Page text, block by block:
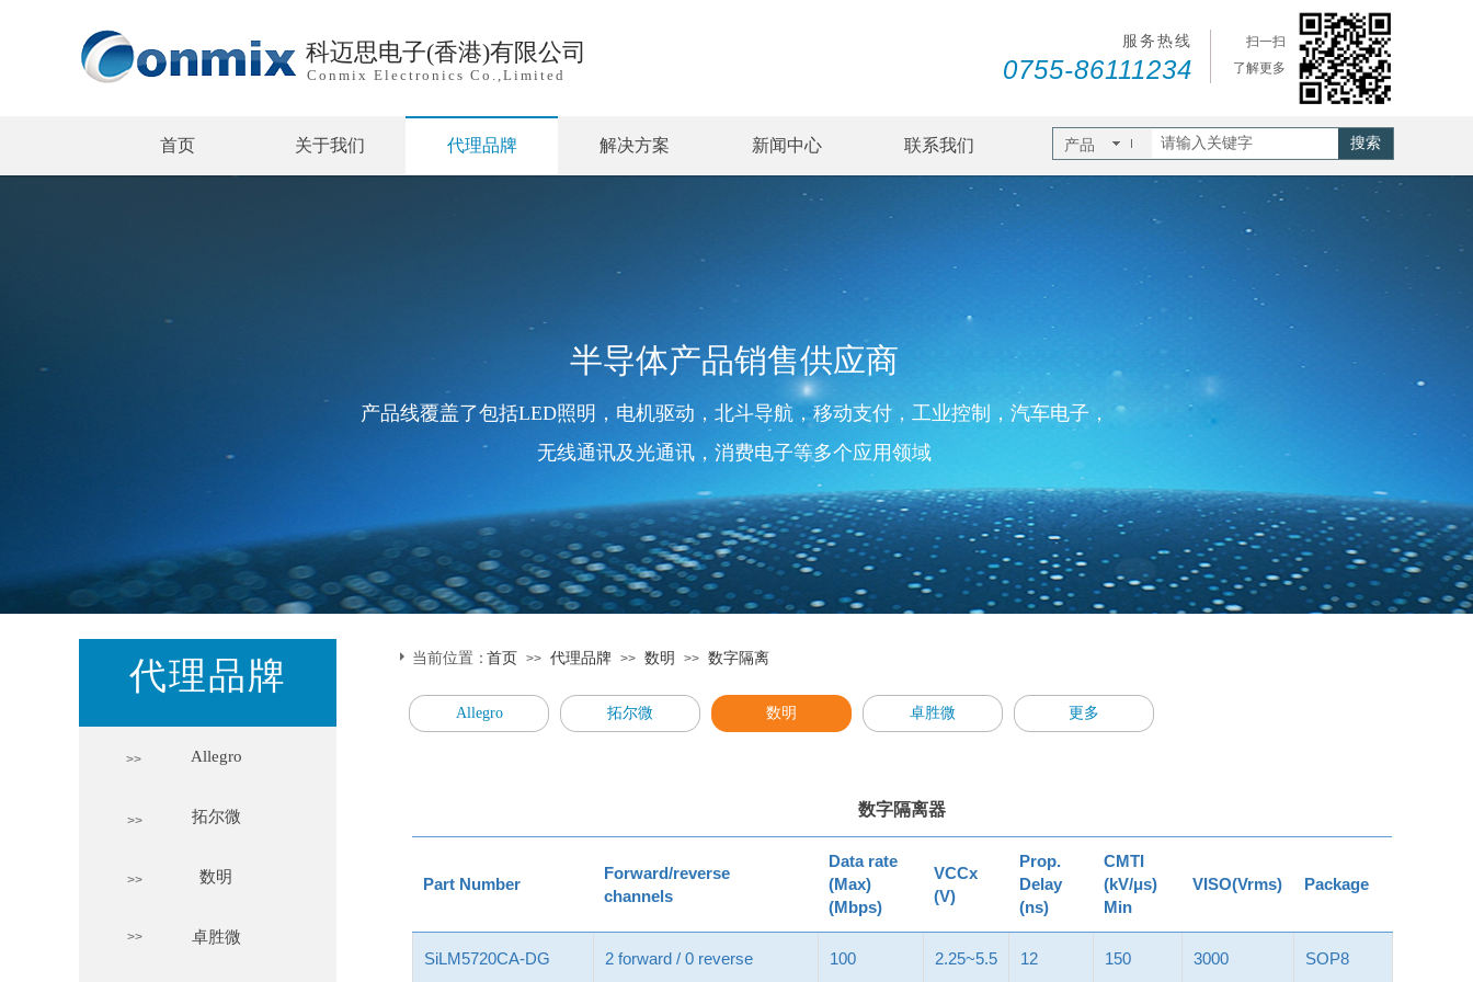
扫一扫
了解更多
服务热线
0755-86111234
科迈思电子(香港)有限公司
Conmix Electronics Co.,Limited
首页 关于我们 代理品牌 解决方案 新闻中心 联系我们 产品 搜索
半导体产品销售供应商
产品线覆盖了包括LED照明，电机驱动，北斗导航，移动支付，工业控制，汽车电子，
无线通讯及光通讯，消费电子等多个应用领域
代理品牌 当前位置：首页 >> 代理品牌 >> 数明 >> 数字隔离
Allegro 拓尔微 数明 卓胜微 更多
Allegro
拓尔微
数明
卓胜微
>>
数字隔离器
Part Number
Forward/reverse
channels
Data rate
(Max)
(Mbps)
VCCx
(V)
Prop.
Delay
(ns)
CMTI
(kV/μs)
Min
VISO(Vrms) Package
SiLM5720CA-DG 2 forward / 0 reverse 100 2.25~5.5 12 150 3000 SOP8
>>
>>
>>